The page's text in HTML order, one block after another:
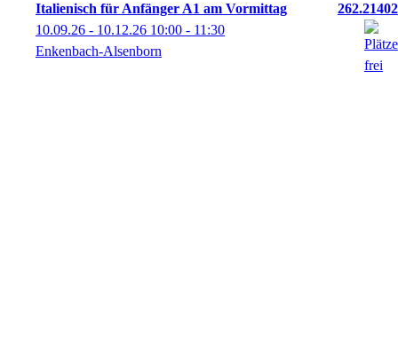
Italienisch für Anfänger A1 am Vormittag
262.21402
10.09.26 - 10.12.26 10:00 - 11:30
Enkenbach-Alsenborn